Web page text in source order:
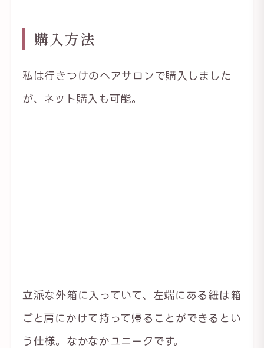
購入方法
私は行きつけのヘアサロンで購入しました
が、ネット購入も可能。
立派な外箱に入っていて、左端にある紐は箱
ごと肩にかけて持って帰ることができるとい
う仕様。なかなかユニークです。